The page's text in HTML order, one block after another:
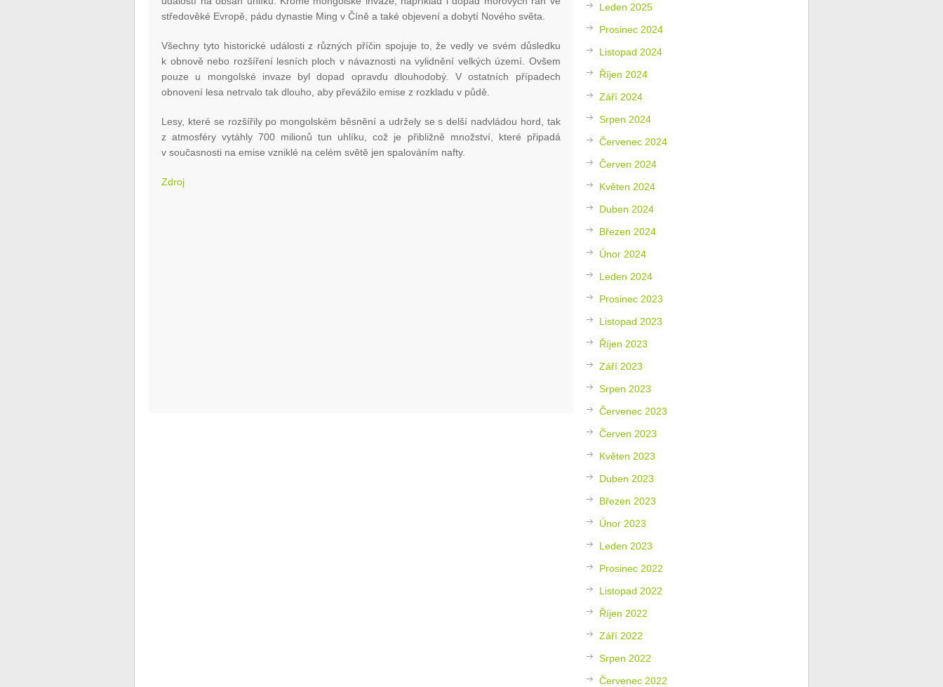
středověké Evropě, pádu dynastie Ming v Číně a také objevení a dobytí Nového světa.
Všechny tyto historické události z různých příčin spojuje to, že vedly ve svém důsledku
k obnově nebo rozšíření lesních ploch v návaznosti na vylidnění velkých území. Ovšem
pouze u mongolské invaze byl dopad opravdu dlouhodobý. V ostatních případech
obnovení lesa netrvalo tak dlouho, aby převážilo emise z rozkladu v půdě.
Lesy, které se rozšířily po mongolském běsnění a udržely se s delší nadvládou hord, tak
z atmosféry vytáhly 700 milionů tun uhlíku, což je přibližně množství, které připadá
v současnosti na emise vzniklé na celém světě jen spalováním nafty.
Zdroj
Leden 2025
Prosinec 2024
Listopad 2024
Říjen 2024
Září 2024
Srpen 2024
Červenec 2024
Červen 2024
Květen 2024
Duben 2024
Březen 2024
Únor 2024
Leden 2024
Prosinec 2023
Listopad 2023
Říjen 2023
Září 2023
Srpen 2023
Červenec 2023
Červen 2023
Květen 2023
Duben 2023
Březen 2023
Únor 2023
Leden 2023
Prosinec 2022
Listopad 2022
Říjen 2022
Září 2022
Srpen 2022
Červenec 2022